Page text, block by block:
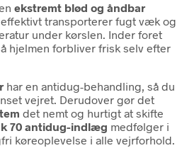
ekstremt blød og åndbar
transporterer fugt væk og
under kørslen. Inder foret
hjelmen forbliver frisk selv efter
har en antidug-behandling, så du
vejret. Derudover gør det
det nemt og hurtigt at skifte
70 antidug-indlæg medfølger i
køreoplevelse i alle vejrforhold.